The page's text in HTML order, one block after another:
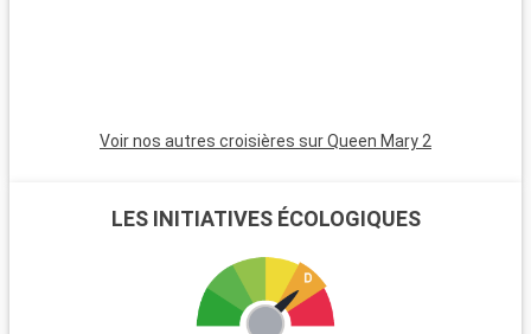
Voir nos autres croisières sur Queen Mary 2
LES INITIATIVES ÉCOLOGIQUES